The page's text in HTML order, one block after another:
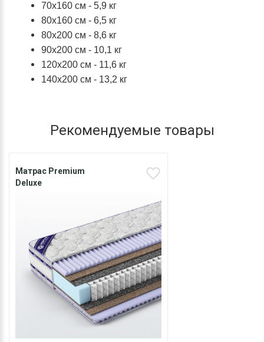
70x160 см - 5,9 кг
80x160 см - 6,5 кг
80x200 см - 8,6 кг
90x200 см - 10,1 кг
120x200 см - 11,6 кг
140x200 см - 13,2 кг
Рекомендуемые товары
Матрас Premium
Deluxe